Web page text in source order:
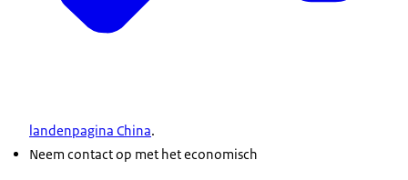
landenpagina China.
Neem contact op met het economisch